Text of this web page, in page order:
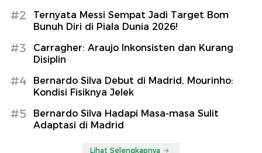
#2
Ternyata Messi Sempat Jadi Target Bom
Bunuh Diri di Piala Dunia 2026!
#3
Carragher: Araujo Inkonsisten dan Kurang
Disiplin
#4
Bernardo Silva Debut di Madrid, Mourinho:
Kondisi Fisiknya Jelek
#5
Bernardo Silva Hadapi Masa-masa Sulit
Adaptasi di Madrid
Lihat Selengkapnya